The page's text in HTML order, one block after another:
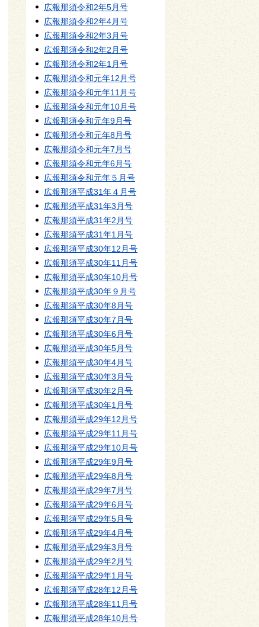
広報那須令和2年5月号
広報那須令和2年4月号
広報那須令和2年3月号
広報那須令和2年2月号
広報那須令和2年1月号
広報那須令和元年12月号
広報那須令和元年11月号
広報那須令和元年10月号
広報那須令和元年9月号
広報那須令和元年8月号
広報那須令和元年7月号
広報那須令和元年6月号
広報那須令和元年５月号
広報那須平成31年４月号
広報那須平成31年3月号
広報那須平成31年2月号
広報那須平成31年1月号
広報那須平成30年12月号
広報那須平成30年11月号
広報那須平成30年10月号
広報那須平成30年９月号
広報那須平成30年8月号
広報那須平成30年7月号
広報那須平成30年6月号
広報那須平成30年5月号
広報那須平成30年4月号
広報那須平成30年3月号
広報那須平成30年2月号
広報那須平成30年1月号
広報那須平成29年12月号
広報那須平成29年11月号
広報那須平成29年10月号
広報那須平成29年9月号
広報那須平成29年8月号
広報那須平成29年7月号
広報那須平成29年6月号
広報那須平成29年5月号
広報那須平成29年4月号
広報那須平成29年3月号
広報那須平成29年2月号
広報那須平成29年1月号
広報那須平成28年12月号
広報那須平成28年11月号
広報那須平成28年10月号